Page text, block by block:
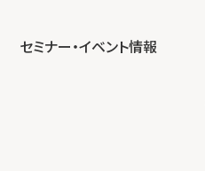
セミナー・イベント情報